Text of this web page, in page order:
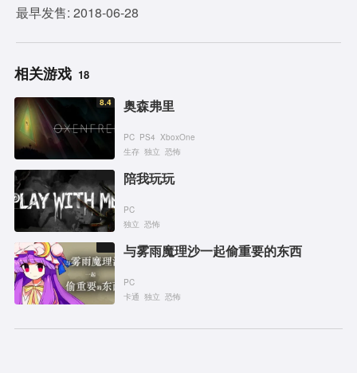
最早发售: 2018-06-28
相关游戏 18
8.4 奥森弗里
PC PS4 XboxOne
生存 独立 恐怖
陪我玩玩
PC
独立 恐怖
与雾雨魔理沙一起偷重要的东西
PC
卡通 独立 恐怖